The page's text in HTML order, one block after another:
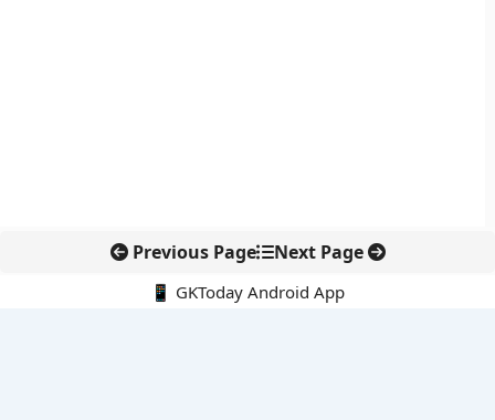
Previous Page Next Page
📱 GKToday Android App